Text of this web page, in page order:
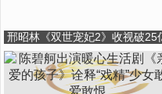
邢昭林《双世宠妃2》收视破25
开挂王爷智斗岳父